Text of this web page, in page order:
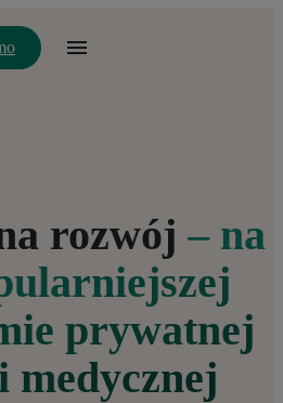
rozwój – na
prywatnej
medycznej